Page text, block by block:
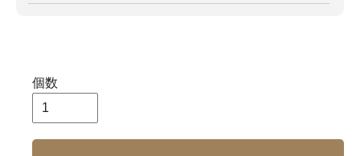
個数